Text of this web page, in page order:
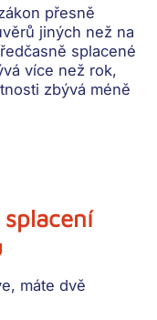
přesně
jiných než na
splacené
více než rok,
zbývá méně
máte dvě